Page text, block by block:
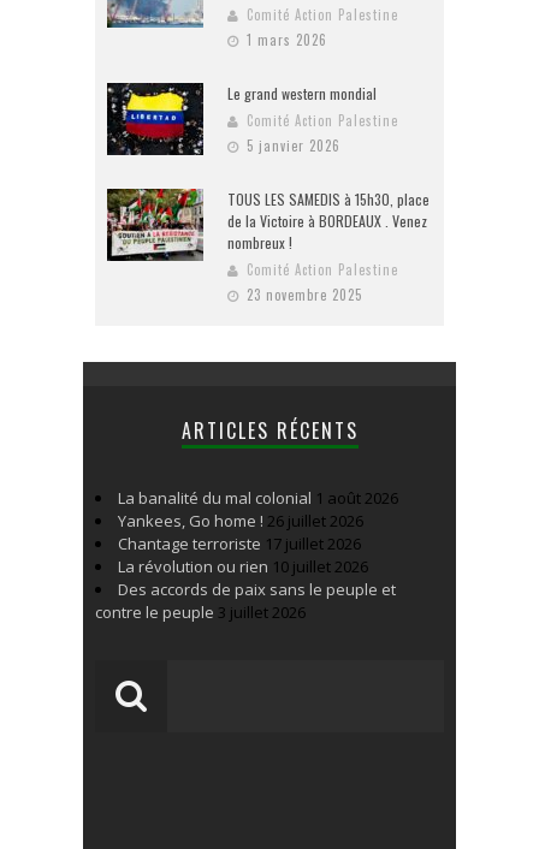
Comité Action Palestine
1 mars 2026
Le grand western mondial
Comité Action Palestine
5 janvier 2026
TOUS LES SAMEDIS à 15h30, place
de la Victoire à BORDEAUX . Venez
nombreux !
Comité Action Palestine
23 novembre 2025
ARTICLES RÉCENTS
La banalité du mal colonial 1 août 2026
Yankees, Go home ! 26 juillet 2026
Chantage terroriste 17 juillet 2026
La révolution ou rien 10 juillet 2026
Des accords de paix sans le peuple et
contre le peuple 3 juillet 2026